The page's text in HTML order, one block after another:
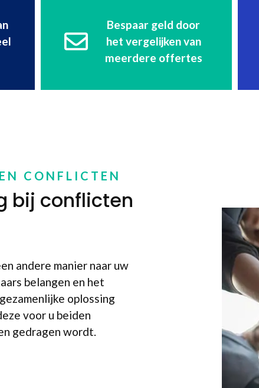
Bespaar geld door
het vergelijken van
meerdere offertes
CONFLICTEN
bij conflicten
andere manier naar uw
belangen en het
oplossing
voor u beiden
gedragen wordt.